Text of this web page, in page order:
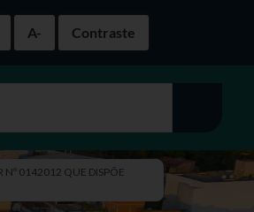
A- Contraste
Nº 0142012 QUE DISPÕE